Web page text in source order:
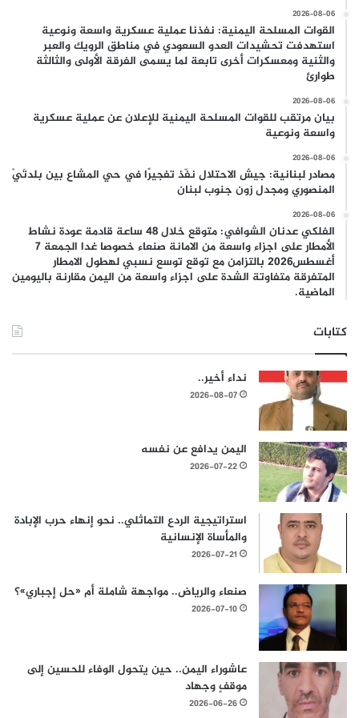
2026-08-06
القوات المسلحة اليمنية: نفذنا عملية عسكرية واسعة ونوعية
استهدفت تحشيدات العدو السعودي في مناطق الرويك والعبر
والثنية ومعسكرات أخرى تابعة لما يسمى الفرقة الأولى والثالثة
طوارئ
2026-08-06
بيان مرتقب للقوات المسلحة اليمنية للإعلان عن عملية عسكرية
واسعة ونوعية
2026-08-06
مصادر لبنانية: جيش الاحتلال نفّذ تفجيرًا في حي المشاع بين بلدتَيْ
المنصوري ومجدل زون جنوب لبنان
2026-08-06
الفلكي عدنان الشوافي: متوقع خلال 48 ساعة قادمة عودة نشاط
الأمطار على اجزاء واسعة من الامانة صنعاء خصوصا غدا الجمعة 7
أغسطس2026 بالتزامن مع توقع توسع نسبي لهطول الامطار
المتفرقة متفاوتة الشدة على اجزاء واسعة من اليمن مقارنة باليومين
الماضية.
كتابات
نداء أخير..
2026-08-07
اليمن يدافع عن نفسه
2026-07-22
استراتيجية الردع التماثلي.. نحو إنهاء حرب الإبادة
والمأساة الإنسانية
2026-07-21
صنعاء والرياض.. مواجهة شاملة أم «حل إجباري»؟
2026-07-10
عاشوراء اليمن.. حين يتحول الوفاء للحسين إلى
موقفٍ وجهاد
2026-06-26